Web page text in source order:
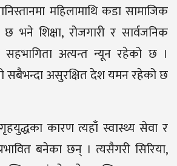
महिलामाथि कडा सामाजिक
भने शिक्षा, रोजगारी र सार्वजनिक
सहभागिता अत्यन्त न्यून रहेको छ ।
सबैभन्दा असुरक्षित देश यमन रहेको छ
कारण त्यहाँ स्वास्थ्य सेवा र
बनेका छन् । त्यसैगरी सिरिया,